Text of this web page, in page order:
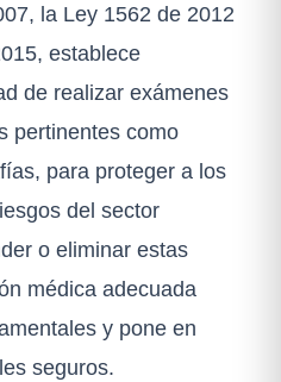
la Ley 1562 de 2012
establece
de realizar exámenes
pertinentes como
para proteger a los
del sector
o eliminar estas
médica adecuada
y pone en
seguros.